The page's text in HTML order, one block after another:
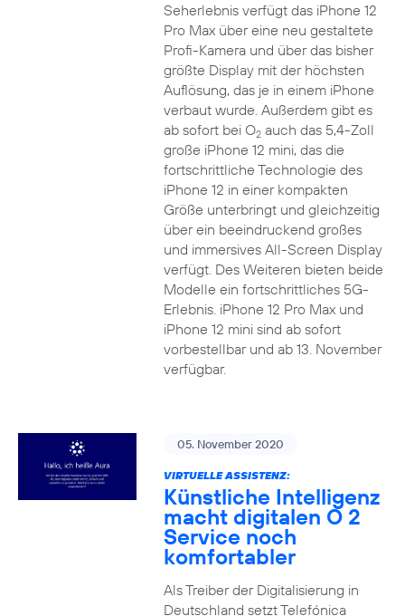
Seherlebnis verfügt das iPhone 12
Pro Max über eine neu gestaltete
Profi-Kamera und über das bisher
größte Display mit der höchsten
Auflösung, das je in einem iPhone
verbaut wurde. Außerdem gibt es
ab sofort bei O2auch das 5,4-Zoll
große iPhone 12 mini, das die
fortschrittliche Technologie des
iPhone 12 in einer kompakten
Größe unterbringt und gleichzeitig
über ein beeindruckend großes
und immersives All-Screen Display
verfügt. Des Weiteren bieten beide
Modelle ein fortschrittliches 5G-
Erlebnis. iPhone 12 Pro Max und
iPhone 12 mini sind ab sofort
vorbestellbar und ab 13. November
verfügbar.
05. November 2020
VIRTUELLE ASSISTENZ:
Künstliche Intelligenz
macht digitalen O 2
Service noch
komfortabler
Als Treiber der Digitalisierung in
Deutschland setzt Telefónica